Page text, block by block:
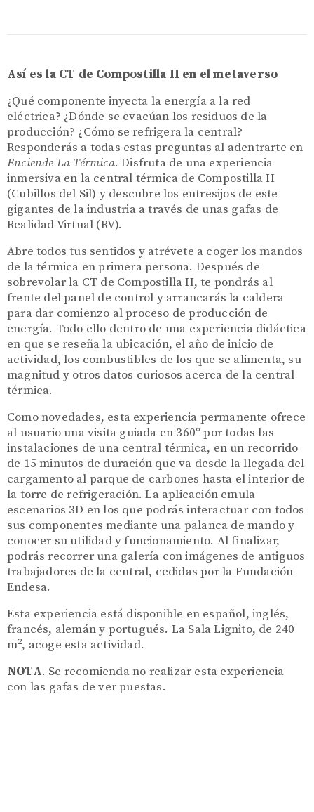
Así es la CT de Compostilla II en el metaverso
¿Qué componente inyecta la energía a la red
eléctrica? ¿Dónde se evacúan los residuos de la
producción? ¿Cómo se refrigera la central?
Responderás a todas estas preguntas al adentrarte en
Enciende La Térmica. Disfruta de una experiencia
inmersiva en la central térmica de Compostilla II
(Cubillos del Sil) y descubre los entresijos de este
gigantes de la industria a través de unas gafas de
Realidad Virtual (RV).
Abre todos tus sentidos y atrévete a coger los mandos
de la térmica en primera persona. Después de
sobrevolar la CT de Compostilla II, te pondrás al
frente del panel de control y arrancarás la caldera
para dar comienzo al proceso de producción de
energía. Todo ello dentro de una experiencia didáctica
en que se reseña la ubicación, el año de inicio de
actividad, los combustibles de los que se alimenta, su
magnitud y otros datos curiosos acerca de la central
térmica.
Como novedades, esta experiencia permanente ofrece
al usuario una visita guiada en 360° por todas las
instalaciones de una central térmica, en un recorrido
de 15 minutos de duración que va desde la llegada del
cargamento al parque de carbones hasta el interior de
la torre de refrigeración. La aplicación emula
escenarios 3D en los que podrás interactuar con todos
sus componentes mediante una palanca de mandoy
conocer su utilidad y funcionamiento. Al finalizar,
podrás recorrer una galería con imágenes de antiguos
trabajadores de la central, cedidas por la Fundación
Endesa.
Esta experiencia está disponible en español, inglés,
francés, alemán y portugués. La Sala Lignito, de 240
m2, acoge esta actividad.
NOTA. Se recomienda no realizar esta experiencia
con las gafas de ver puestas.